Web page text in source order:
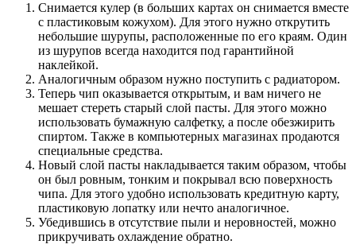
Снимается кулер (в больших картах он снимается вместе
с пластиковым кожухом). Для этого нужно открутить
небольшие шурупы, расположенные по его краям. Один
из шурупов всегда находится под гарантийной
наклейкой.
Аналогичным образом нужно поступить с радиатором.
Теперь чип оказывается открытым, и вам ничего не
мешает стереть старый слой пасты. Для этого можно
использовать бумажную салфетку, а после обезжирить
спиртом. Также в компьютерных магазинах продаются
специальные средства.
Новый слой пасты накладывается таким образом, чтобы
он был ровным, тонким и покрывал всю поверхность
чипа. Для этого удобно использовать кредитную карту,
пластиковую лопатку или нечто аналогичное.
Убедившись в отсутствие пыли и неровностей, можно
прикручивать охлаждение обратно.